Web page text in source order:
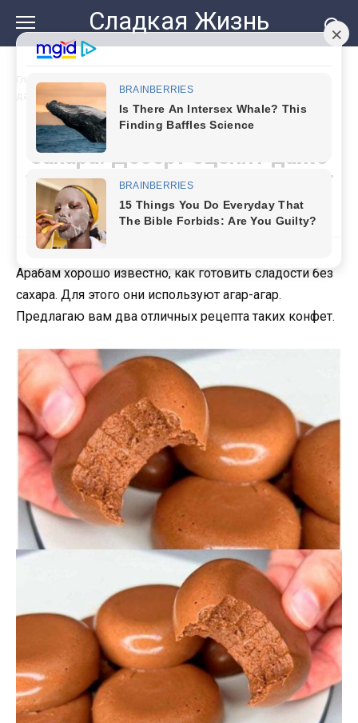
контенту
Сладкая Жизнь
даже те, кто придерживается диет
Арабский рецепт конфет без
сахара. Десерт оценят даже
те, кто придерживается диет
Арабам хорошо известно, как готовить сладости без
сахара. Для этого они используют агар-агар.
Предлагаю вам два отличных рецепта таких конфет.